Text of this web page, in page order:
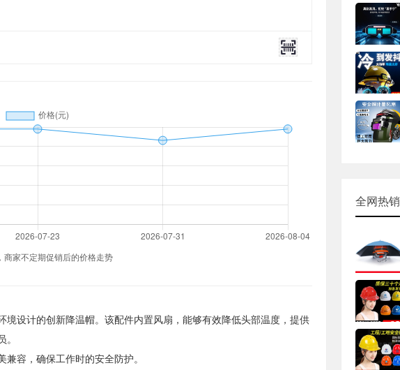
商家不定期促销后的价格走势
设计的创新降温帽。该配件内置风扇，能够有效降低头部温度，提供
容，确保工作时的安全防护。
全网热销